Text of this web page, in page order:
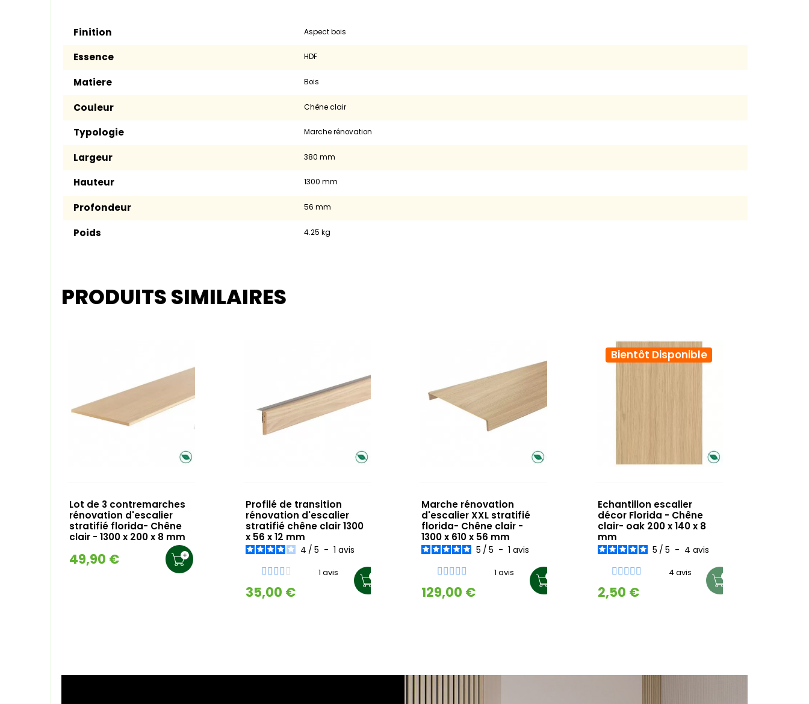
Finition aspect bois
Essence HDF
Matiere bois
Couleur chêne clair
Typologie Marche rénovation
Largeur 380 mm
Hauteur 1300 mm
Profondeur 56 mm
Poids 4.25 kg
PRODUITS SIMILAIRES
Lot de 3 contremarches
rénovation d'escalier
stratifié florida- Chêne
clair - 1300 x 200 x 8 mm
49,90 €
Profilé de transition
rénovation d'escalier
stratifié chêne clair 1300
x 56 x 12 mm
4 / 5 - 1 avis
1 avis
35,00 €
Marche rénovation
d'escalier XXL stratifié
florida- Chêne clair -
1300 x 610 x 56 mm
5 / 5 - 1avis
1 avis
129,00 €
Echantillon escalier
décor Florida - Chêne
clair- oak 200 x 140 x 8
mm
5 / 5 - 4 avis
4 avis
2,50 €
Bientôt Disponible